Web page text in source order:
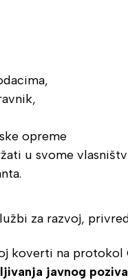
opreme
u svome
za razvoj,
koverti na protokol
javnog